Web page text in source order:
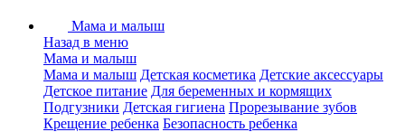
Мама и малыш
Назад в меню
Мама и малыш
Мама и малыш Детская косметика Детские аксессуары
Детское питание Для беременных и кормящих
Подгузники Детская гигиена Прорезывание зубов
Крещение ребенка Безопасность ребенка